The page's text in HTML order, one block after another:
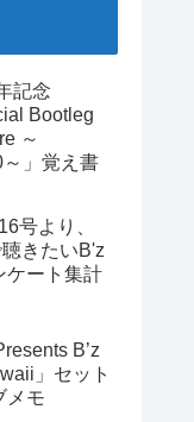
記念
Bootleg
～
」覚え書
号より、
聴きたいB'z
ケート集計
B’z
」セット
メモ